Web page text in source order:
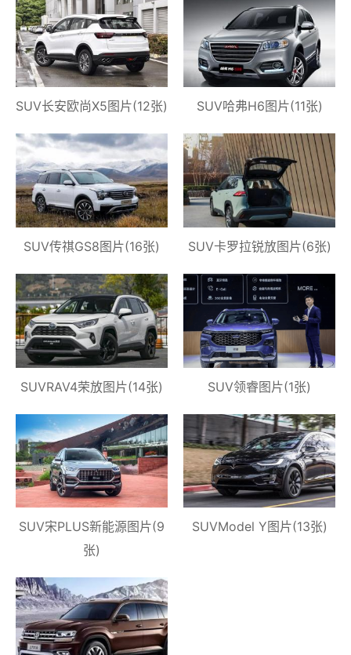
SUV长安欧尚X5图片(12张) SUV哈弗H6图片(11张)
SUV传祺GS8图片(16张) SUV卡罗拉锐放图片(6张)
SUVRAV4荣放图片(14张) SUV领睿图片(1张)
SUV宋PLUS新能源图片(9
张)
SUVModel Y图片(13张)